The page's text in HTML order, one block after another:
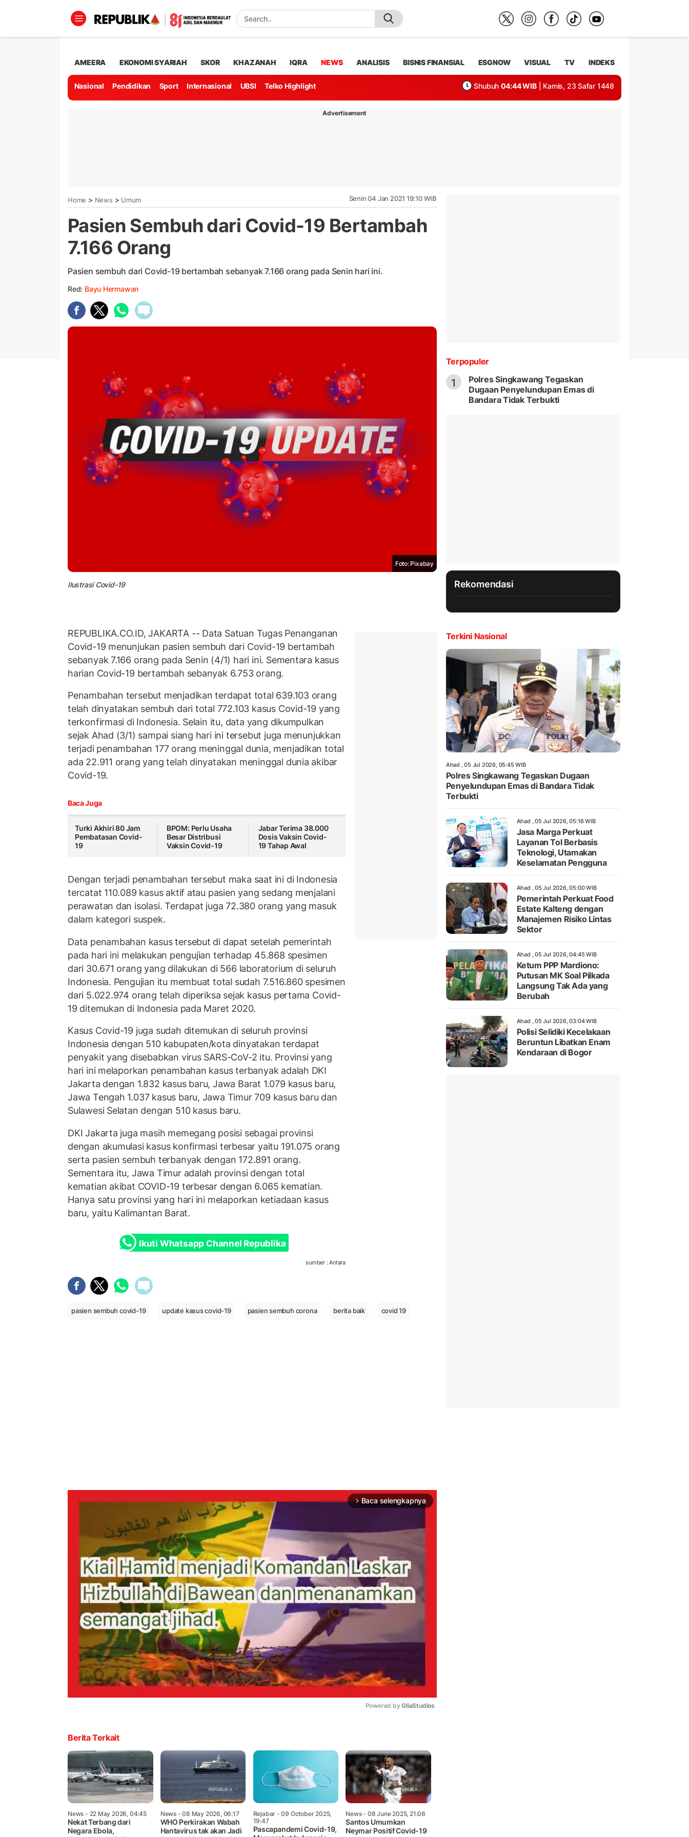
AMEERA EKONOMI SYARIAH SKOR KHAZANAH IQRA NEWS ANALISIS BISNIS FINANSIAL ESGNOW VISUAL TV INDEKS
Nasional Pendidikan Sport Internasional UBSI Telko Highlight Shubuh 04:44 WIB | Kamis, 23 Safar 1448
Advertisement
Home > News > Umum Senin 04 Jan 2021 19:10 WIB
Pasien Sembuh dari Covid-19 Bertambah
7.166 Orang
Pasien sembuh dari Covid-19 bertambah sebanyak 7.166 orang pada Senin hari ini.
Red: Bayu Hermawan
Foto: Pixabay
Ilustrasi Covid-19
REPUBLIKA.CO.ID, JAKARTA -- Data Satuan Tugas Penanganan
Covid-19 menunjukan pasien sembuh dari Covid-19 bertambah
sebanyak 7.166 orang pada Senin (4/1) hari ini. Sementara kasus
harian Covid-19 bertambah sebanyak 6.753 orang.
Penambahan tersebut menjadikan terdapat total 639.103 orang
telah dinyatakan sembuh dari total 772.103 kasus Covid-19 yang
terkonfirmasi di Indonesia. Selain itu, data yang dikumpulkan
sejak Ahad (3/1) sampai siang hari ini tersebut juga menunjukkan
terjadi penambahan 177 orang meninggal dunia, menjadikan total
ada 22.911 orang yang telah dinyatakan meninggal dunia akibar
Covid-19.
Baca Juga
Turki Akhiri 80 Jam
Pembatasan Covid-
19
BPOM: Perlu Usaha
Besar Distribusi
Vaksin Covid-19
Jabar Terima 38.000
Dosis Vaksin Covid-
19 Tahap Awal
Dengan terjadi penambahan tersebut maka saat ini di Indonesia
tercatat 110.089 kasus aktif atau pasien yang sedang menjalani
perawatan dan isolasi. Terdapat juga 72.380 orang yang masuk
dalam kategori suspek.
Data penambahan kasus tersebut di dapat setelah pemerintah
pada hari ini melakukan pengujian terhadap 45.868 spesimen
dari 30.671 orang yang dilakukan di 566 laboratorium di seluruh
Indonesia. Pengujian itu membuat total sudah 7.516.860 spesimen
dari 5.022.974 orang telah diperiksa sejak kasus pertama Covid-
19 ditemukan di Indonesia pada Maret 2020.
Kasus Covid-19 juga sudah ditemukan di seluruh provinsi
Indonesia dengan 510 kabupaten/kota dinyatakan terdapat
penyakit yang disebabkan virus SARS-CoV-2 itu. Provinsi yang
hari ini melaporkan penambahan kasus terbanyak adalah DKI
Jakarta dengan 1.832 kasus baru, Jawa Barat 1.079 kasus baru,
Jawa Tengah 1.037 kasus baru, Jawa Timur 709 kasus baru dan
Sulawesi Selatan dengan 510 kasus baru.
DKI Jakarta juga masih memegang posisi sebagai provinsi
dengan akumulasi kasus konfirmasi terbesar yaitu 191.075 orang
serta pasien sembuh terbanyak dengan 172.891 orang.
Sementara itu, Jawa Timur adalah provinsi dengan total
kematian akibat COVID-19 terbesar dengan 6.065 kematian.
Hanya satu provinsi yang hari ini melaporkan ketiadaan kasus
baru, yaitu Kalimantan Barat.
Ikuti Whatsapp Channel Republika
sumber : Antara
pasien sembuh covid-19 update kasus covid-19 pasien sembuh corona berita baik covid 19
arrow_forward_ios Baca selengkapnya
Powered by GliaStudios
Berita Terkait
News - 22 May 2026, 04:45
Nekat Terbang dari
Negara Ebola,
News- 08 May 2026, 06:17
WHO Perkirakan Wabah
Hantavirus tak akan Jadi
Rejabar - 09 October 2025,
19:47
Pascapandemi Covid-19,
News- 08 June 2025, 21:08
Santos Umumkan
Neymar Positif Covid-19
Terpopuler
1
Polres Singkawang Tegaskan
Dugaan Penyelundupan Emas di
Bandara Tidak Terbukti
Rekomendasi
Terkini Nasional
Ahad , 05 Jul 2026, 05:45 WIB
Polres Singkawang Tegaskan Dugaan
Penyelundupan Emas di Bandara Tidak
Terbukti
Ahad , 05 Jul 2026, 05:16 WIB
Jasa Marga Perkuat
Layanan Tol Berbasis
Teknologi, Utamakan
Keselamatan Pengguna
Ahad , 05 Jul 2026, 05:00 WIB
Pemerintah Perkuat Food
Estate Kalteng dengan
Manajemen Risiko Lintas
Sektor
Ahad , 05 Jul 2026, 04:45 WIB
Ketum PPP Mardiono:
Putusan MK Soal Pilkada
Langsung Tak Ada yang
Berubah
Ahad , 05 Jul 2026, 03:04 WIB
Polisi Selidiki Kecelakaan
Beruntun Libatkan Enam
Kendaraan di Bogor